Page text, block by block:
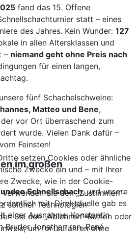
fand das 15. Offene
statt – eines
des Jahres. Kein Wunder: 127
in allen Altersklassen und
– niemand geht ohne Preis nach
für einen langen,
fünf Schachelschweine:
Matteo und Bene,
der vor Ort überraschend zum
wurde. Vielen Dank dafür –
Feinsten!
im großen
Schnellschach, und unsere
mit. Direktduelle gab es
einer Ausnahme: Konstantin
Bruder Jonathan ran. René
setzen Cookies oder ähnliche
Zwecke ein und – mit Ihrer
Zwecke, wie in der Cookie-
Sie den „Zustimmen“-
solcher Technologien
Sie den „Ablehnen“-Button oder
um fortzufahren ohne